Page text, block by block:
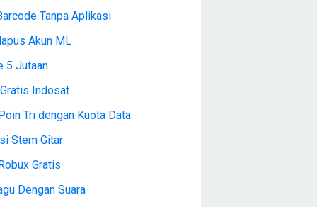
Tanpa Aplikasi
Akun ML
5 Jutaan
Indosat
Tri dengan Kuota Data
Stem Gitar
Gratis
Dengan Suara